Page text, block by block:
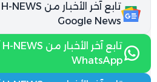
Google News
WhatsApp